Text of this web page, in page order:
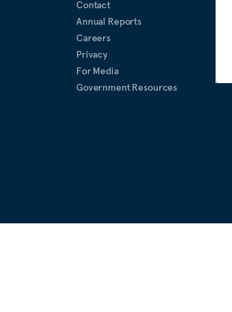
Contact
Annual Reports
Careers
Privacy
For Media
Government Resources